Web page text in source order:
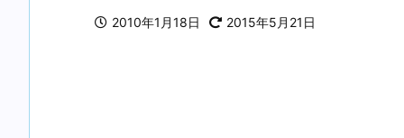
2010年1月18日 2015年5月21日